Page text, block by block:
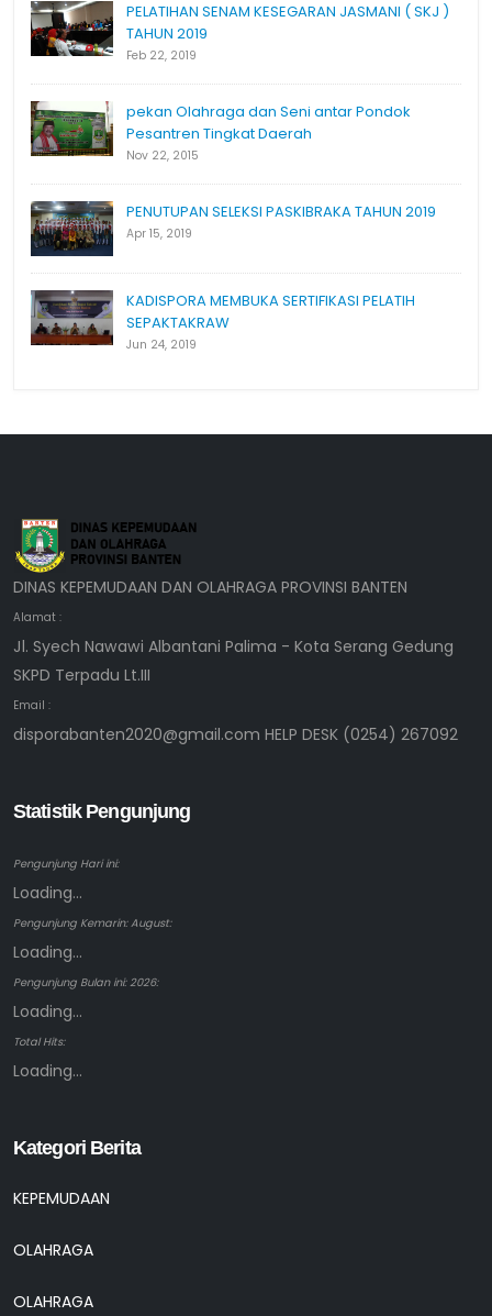
PELATIHAN SENAM KESEGARAN JASMANI ( SKJ )
TAHUN 2019
Feb 22, 2019
pekan Olahraga dan Seni antar Pondok
Pesantren Tingkat Daerah
Nov 22, 2015
PENUTUPAN SELEKSI PASKIBRAKA TAHUN 2019
Apr 15, 2019
KADISPORA MEMBUKA SERTIFIKASI PELATIH
SEPAKTAKRAW
Jun 24, 2019
DINAS KEPEMUDAAN DAN OLAHRAGA PROVINSI BANTEN
Alamat :
Jl. Syech Nawawi Albantani Palima - Kota Serang Gedung
SKPD Terpadu Lt.III
Email :
disporabanten2020@gmail.com HELP DESK (0254) 267092
Statistik Pengunjung
Pengunjung Hari ini:
Loading...
Pengunjung Kemarin: August:
Loading...
Pengunjung Bulan ini: 2026:
Loading...
Total Hits:
Loading...
Kategori Berita
KEPEMUDAAN
OLAHRAGA
OLAHRAGA